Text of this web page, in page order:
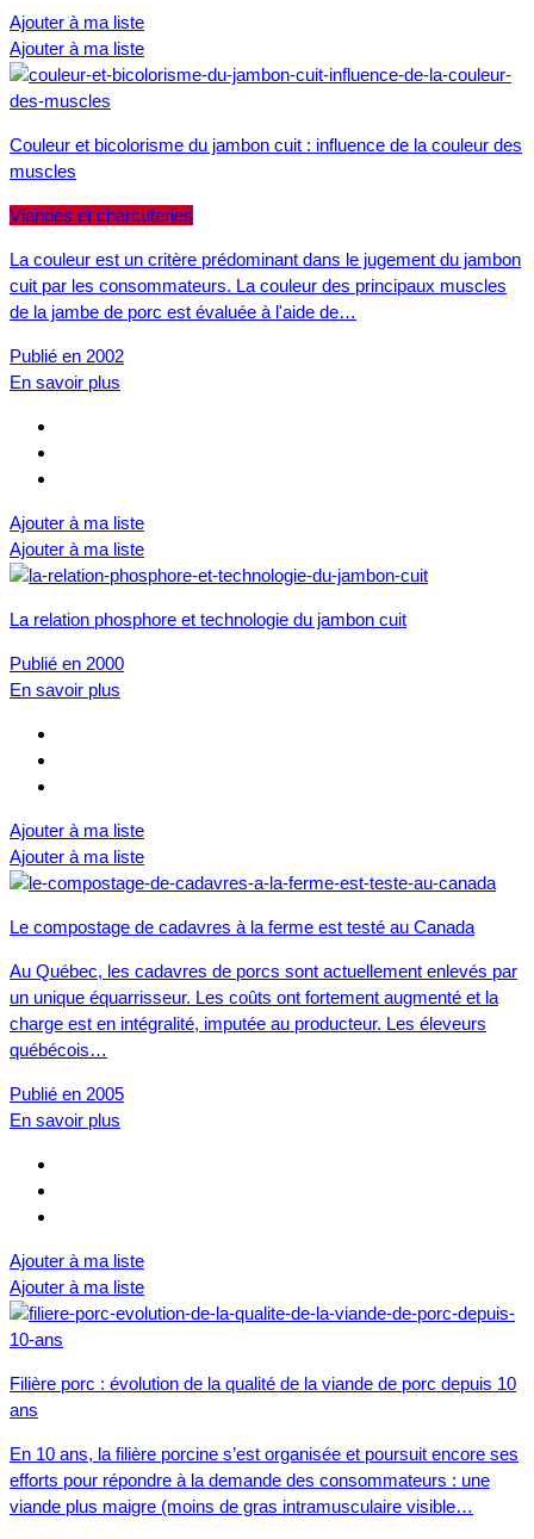
Ajouter à ma liste
Ajouter à ma liste
Couleur et bicolorisme du jambon cuit : influence de la couleur des
muscles
Viandes et charcuteries
La couleur est un critère prédominant dans le jugement du jambon
cuit par les consommateurs. La couleur des principaux muscles
de la jambe de porc est évaluée à l'aide de…
Publié en 2002
En savoir plus
Ajouter à ma liste
Ajouter à ma liste
La relation phosphore et technologie du jambon cuit
Publié en 2000
En savoir plus
Ajouter à ma liste
Ajouter à ma liste
Le compostage de cadavres à la ferme est testé au Canada
Au Québec, les cadavres de porcs sont actuellement enlevés par
un unique équarrisseur. Les coûts ont fortement augmenté et la
charge est en intégralité, imputée au producteur. Les éleveurs
québécois…
Publié en 2005
En savoir plus
Ajouter à ma liste
Ajouter à ma liste
Filière porc : évolution de la qualité de la viande de porc depuis 10
ans
En 10 ans, la filière porcine s’est organisée et poursuit encore ses
efforts pour répondre à la demande des consommateurs : une
viande plus maigre (moins de gras intramusculaire visible…